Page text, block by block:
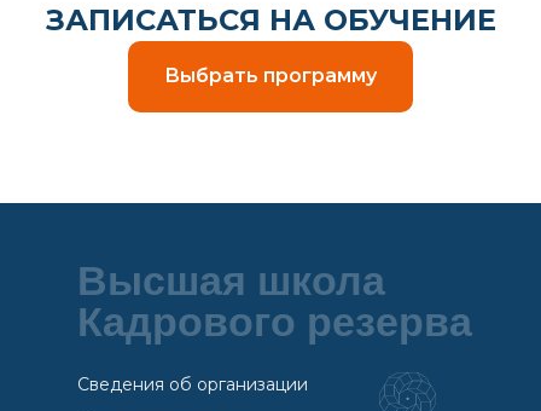
ЗАПИСАТЬСЯ НА ОБУЧЕНИЕ
Выбрать программу
Высшая школа
Кадрового резерва
Сведения об организации